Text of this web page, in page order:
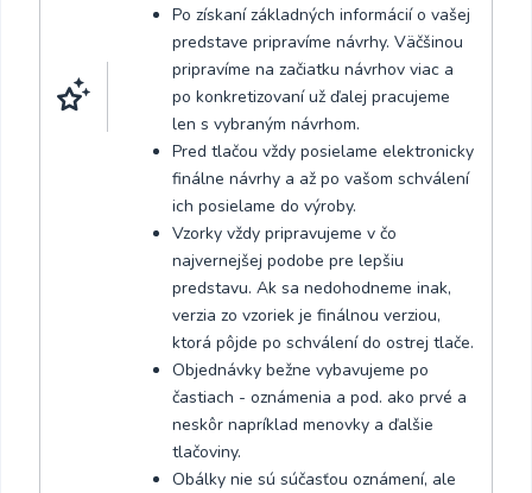
Po získaní základných informácií o vašej
predstave pripravíme návrhy. Väčšinou
pripravíme na začiatku návrhov viac a
po konkretizovaní už ďalej pracujeme
len s vybraným návrhom.
Pred tlačou vždy posielame elektronicky
finálne návrhy a až po vašom schválení
ich posielame do výroby.
Vzorky vždy pripravujeme v čo
najvernejšej podobe pre lepšiu
predstavu. Ak sa nedohodneme inak,
verzia zo vzoriek je finálnou verziou,
ktorá pôjde po schválení do ostrej tlače.
Objednávky bežne vybavujeme po
častiach - oznámenia a pod. ako prvé a
neskôr napríklad menovky a ďalšie
tlačoviny.
Obálky nie sú súčasťou oznámení, ale